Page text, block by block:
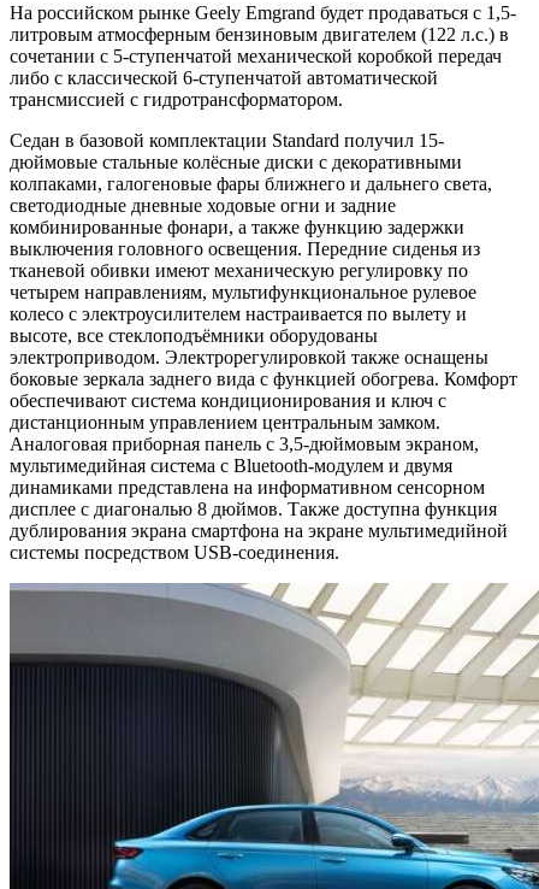
На российском рынке Geely Emgrand будет продаваться с 1,5-
литровым атмосферным бензиновым двигателем (122 л.с.) в
сочетании с 5-ступенчатой механической коробкой передач
либо с классической 6-ступенчатой автоматической
трансмиссией с гидротрансформатором.
Седан в базовой комплектации Standard получил 15-
дюймовые стальные колёсные диски с декоративными
колпаками, галогеновые фары ближнего и дальнего света,
светодиодные дневные ходовые огни и задние
комбинированные фонари, а также функцию задержки
выключения головного освещения. Передние сиденья из
тканевой обивки имеют механическую регулировку по
четырем направлениям, мультифункциональное рулевое
колесо с электроусилителем настраивается по вылету и
высоте, все стеклоподъёмники оборудованы
электроприводом. Электрорегулировкой также оснащены
боковые зеркала заднего вида с функцией обогрева. Комфорт
обеспечивают система кондиционирования и ключ с
дистанционным управлением центральным замком.
Аналоговая приборная панель с 3,5-дюймовым экраном,
мультимедийная система с Bluetooth-модулем и двумя
динамиками представлена на информативном сенсорном
дисплее с диагональю 8 дюймов. Также доступна функция
дублирования экрана смартфона на экране мультимедийной
системы посредством USB-соединения.